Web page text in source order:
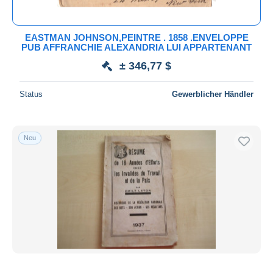
Alle Laufzeiten
Endet in
Preis
Kostenloser Versand
Zahlungsmethoden
Banküberweisung
Bancontact
EASTMAN JOHNSON,PEINTRE . 1858 .ENVELOPPE
PUB AFFRANCHIE ALEXANDRIA LUI APPARTENANT
± 346,77 $
Status Gewerblicher Händler
Neu